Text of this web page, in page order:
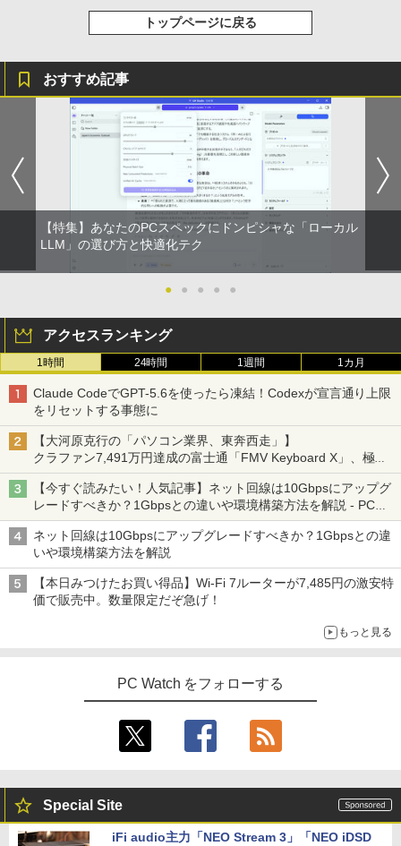
トップページに戻る
おすすめ記事
【特集】あなたのPCスペックにドンピシャな「ローカル
LLM」の選び方と快適化テク
● ● ● ● ●
アクセスランキング
1時間 24時間 1週間 1カ月
Claude CodeでGPT-5.6を使ったら凍結！Codexが宣言通り上限
をリセットする事態に
【大河原克行の「パソコン業界、東奔西走」】
クラファン7,491万円達成の富士通「FMV Keyboard X」、極限
の静音化を追求
【今すぐ読みたい！人気記事】ネット回線は10Gbpsにアップグ
レードすべきか？1Gbpsとの違いや環境構築方法を解説 - PC
Watch
ネット回線は10Gbpsにアップグレードすべきか？1Gbpsとの違
いや環境構築方法を解説
【本日みつけたお買い得品】Wi-Fi 7ルーターが7,485円の激安特
価で販売中。数量限定だぞ急げ！
もっと見る
PC Watch をフォローする
Special Site
iFi audio主力「NEO Stream 3」「NEO iDSD